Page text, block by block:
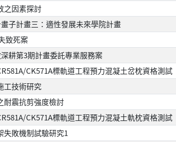
之因素探討
子計畫三：適性發展未來學院計畫
致死案
耕第3期計畫委託專業服務案
CK571A標軌道工程預力混凝土岔枕資格測試
工技術研究
耐震抗剪強度檢討
CK571A標軌道工程預力混凝土軌枕資格測試
失敗機制試驗研究1